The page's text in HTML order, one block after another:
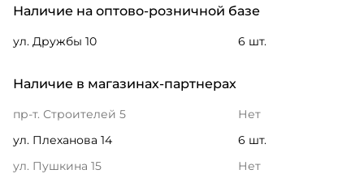
Наличие на оптово-розничной базе
ул. Дружбы 10 6 шт.
Наличие в магазинах-партнерах
пр-т. Строителей 5
Нет
ул. Плеханова 14
6 шт.
ул. Пушкина 15
Нет